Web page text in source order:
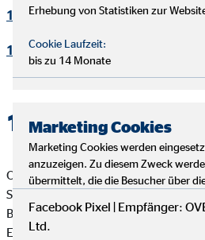
17. Rechte der betroffenen
18. Begriffsdefinitionen
1.
OVB Vermögensberatung AG
Suzana Sonnenberg
Bezirksleiterin für die OVB
Endersbacher Str. 49
Erhebung von Statistiken zur
Cookie Laufzeit:
bis zu 14 Monate
Marketing Cookies
Marketing Cookies werden
anzuzeigen. Zu diesem Zweck
übermittelt, die die Besucher über
Facebook Pixel | Empfänger:
Ltd.